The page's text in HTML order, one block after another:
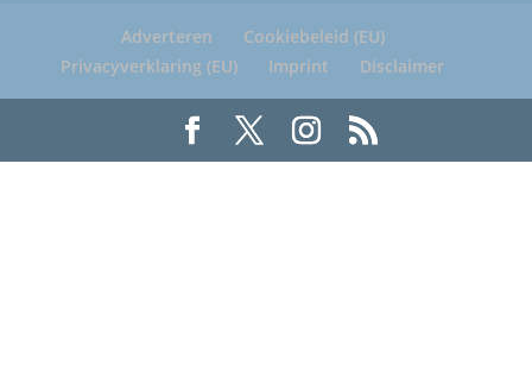
Adverteren
Cookiebeleid (EU)
Privacyverklaring (EU)
Imprint Disclaimer